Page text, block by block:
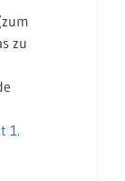
zu
1.